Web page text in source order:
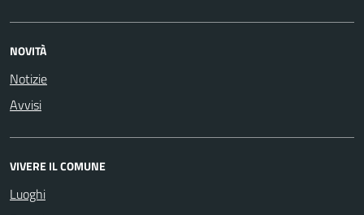
NOVITÀ
Notizie
Avvisi
VIVERE IL COMUNE
Luoghi